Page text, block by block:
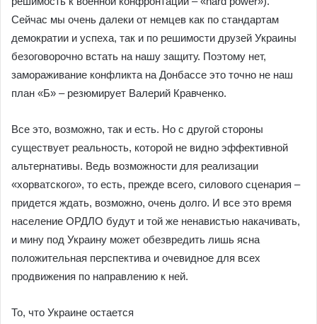
Сейчас мы очень далеки от немцев как по стандартам
демократии и успеха, так и по решимости друзей Украины
безоговорочно встать на нашу защиту. Поэтому нет,
замораживание конфликта на Донбассе это точно не наш
план «Б» – резюмирует Валерий Кравченко.
Все это, возможно, так и есть. Но с другой стороны
существует реальность, которой не видно эффективной
альтернативы. Ведь возможности для реализации
«хорватского», то есть, прежде всего, силового сценария –
придется ждать, возможно, очень долго. И все это время
население ОРДЛО будут и той же ненавистью накачивать,
и мину под Украину может обезвредить лишь ясна
положительная перспектива и очевидное для всех
продвижения по направлению к ней.
То, что Украине остается